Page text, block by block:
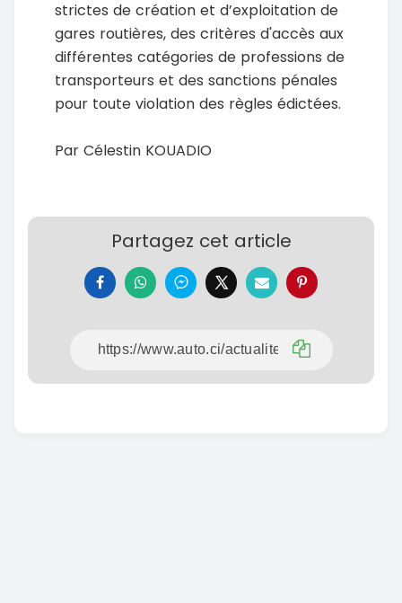
strictes de création et d’exploitation de
gares routières, des critères d'accès aux
différentes catégories de professions de
transporteurs et des sanctions pénales
pour toute violation des règles édictées.
Par Célestin KOUADIO
Partagez cet article